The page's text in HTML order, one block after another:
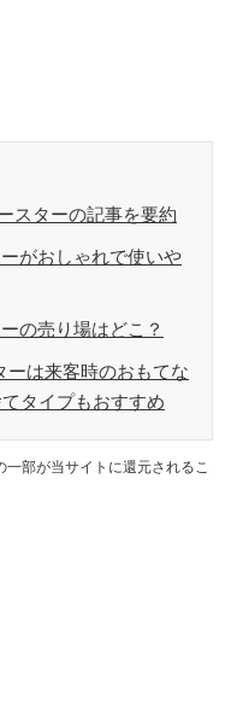
スターの記事を要約
がおしゃれで使いや
の売り場はどこ？
ーは来客時のおもてな
タイプもおすすめ
部が当サイトに還元されるこ